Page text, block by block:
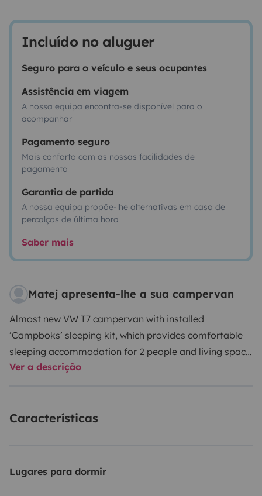
Incluído no aluguer
Seguro para o veículo e seus ocupantes
Assistência em viagem
A nossa equipa encontra-se disponível para o
acompanhar
Pagamento seguro
Mais conforto com as nossas facilidades de
pagamento
Garantia de partida
A nossa equipa propõe-lhe alternativas em caso de
percalços de última hora
Saber mais
Matej apresenta-lhe a sua campervan
Almost new VW T7 campervan with installed
’Campboks’ sleeping kit, which provides comfortable
sleeping accommodation for 2 people and living space
inside the vehicle for 2 people. Fuel consumption is
longer trips. Take your van to places where big vans
table. Inside there is bench and table for seating that
Ver a descrição
Características
Lugares para dormir